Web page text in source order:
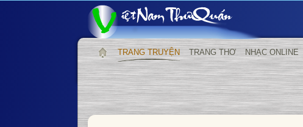
TRANG TRUYỆN TRANG THƠ NHẠC ONLINE